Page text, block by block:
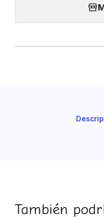
También